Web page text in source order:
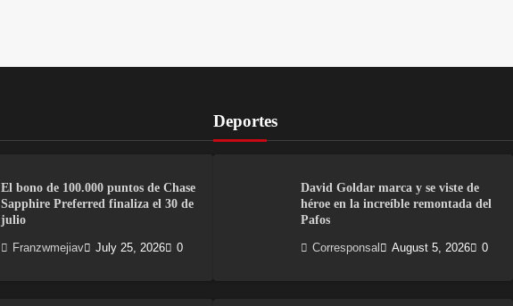
El bono de 100.000 puntos de Chase
Sapphire Preferred finaliza el 30 de
julio
Franzwmejiav July 25, 2026 0
Deportes
David Goldar marca y se viste de
héroe en la increíble remontada del
Pafos
Corresponsal August 5, 2026 0